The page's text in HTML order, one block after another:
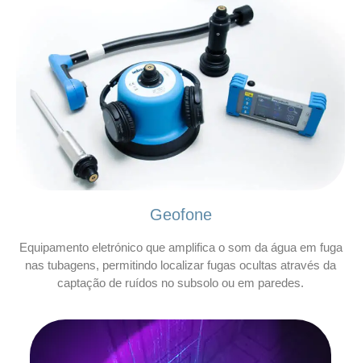
Geofone
Equipamento eletrónico que amplifica o som da água em fuga
nas tubagens, permitindo localizar fugas ocultas através da
captação de ruídos no subsolo ou em paredes.